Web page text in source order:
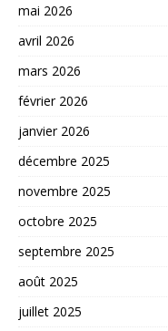
mai 2026
avril 2026
mars 2026
février 2026
janvier 2026
décembre 2025
novembre 2025
octobre 2025
septembre 2025
août 2025
juillet 2025